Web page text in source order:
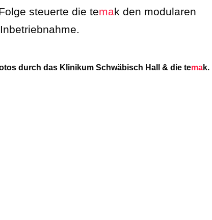
steuerte die temak den modularen
durch das Klinikum Schwäbisch Hall & die temak.